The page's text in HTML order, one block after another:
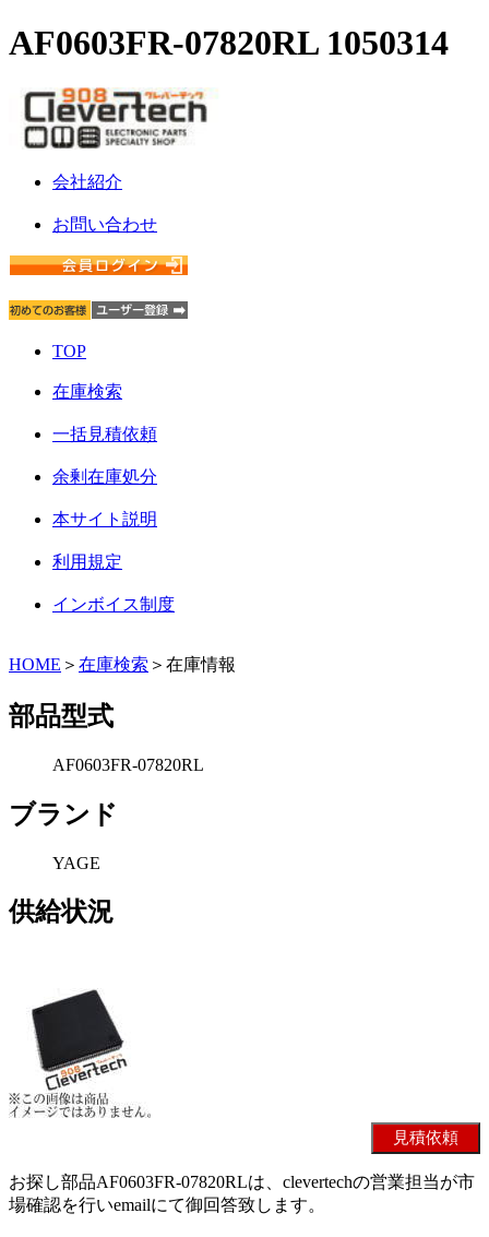
AF0603FR-07820RL 1050314
会社紹介
お問い合わせ
TOP
在庫検索
一括見積依頼
余剰在庫処分
本サイト説明
利用規定
インボイス制度
HOME ＞ 在庫検索 ＞在庫情報
部品型式
AF0603FR-07820RL
ブランド
YAGE
供給状況
お探し部品AF0603FR-07820RLは、clevertechの営業担当が市
場確認を行いemailにて御回答致します。